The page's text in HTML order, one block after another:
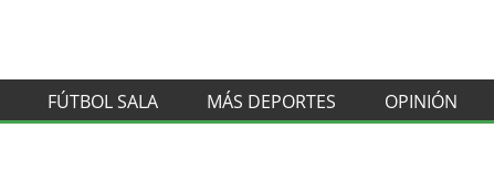
FÚTBOL SALA MÁS DEPORTES OPINIÓN